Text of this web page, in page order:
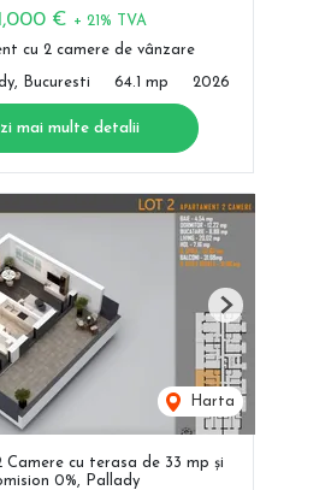
€ + 21% TVA
cu 2 camere de vânzare
Bucuresti 64.1 mp 2026
mai multe detalii
Harta
Next
cu terasa de 33 mp și
0%, Pallady